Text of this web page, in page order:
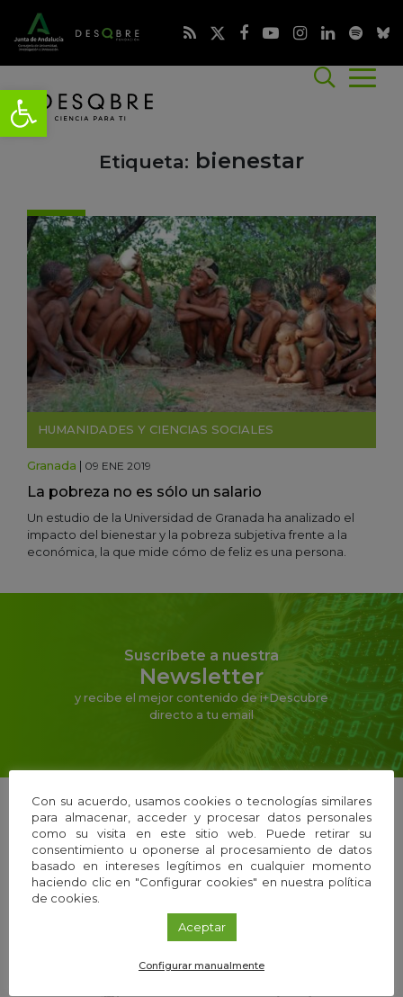
Etiqueta: bienestar
HUMANIDADES Y CIENCIAS SOCIALES
Granada | 09 ENE 2019
La pobreza no es sólo un salario
Un estudio de la Universidad de Granada ha analizado el
impacto del bienestar y la pobreza subjetiva frente a la
económica, la que mide cómo de feliz es una persona.
Suscríbete a nuestra
Newsletter
y recibe el mejor contenido de i+Descubre
directo a tu email
La Fundación Equipo
Con su acuerdo, usamos cookies o tecnologías similares
para almacenar, acceder y procesar datos personales
como su visita en este sitio web. Puede retirar su
consentimiento u oponerse al procesamiento de datos
basado en intereses legítimos en cualquier momento
haciendo clic en "Configurar cookies" en nuestra política
de cookies.
Aceptar
Configurar manualmente